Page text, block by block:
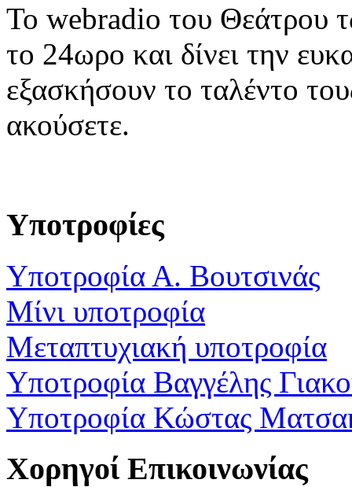
To webradio του Θεάτρου
το 24ωρο και δίνει την
εξασκήσουν το ταλέντο
ακούσετε.
Υποτροφίες
Υποτροφία Α. Βουτσινάς
Μίνι υποτροφία
Μεταπτυχιακή υποτροφία
Υποτροφία Βαγγέλης
Υποτροφία Κώστας
Χορηγοί Επικοινωνίας